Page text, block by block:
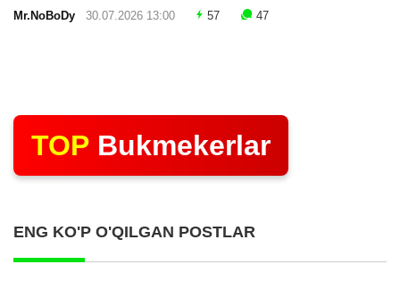
Mr.NoBoDy 30.07.2026 13:00 57 47
TOP Bukmekerlar
ENG KO'P O'QILGAN POSTLAR